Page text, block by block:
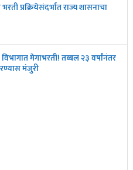
भरती प्रक्रियेसंदर्भात राज्य शासनाचा
मेगाभरती! तब्बल २३ वर्षांनंतर
मंजुरी